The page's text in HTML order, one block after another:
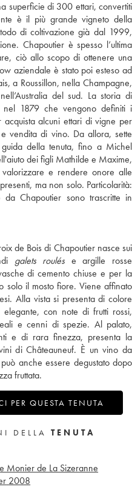
superficie di 300 ettari, convertiti
è il più grande vigneto della
di coltivazione già dal 1999,
Chapoutier è spesso l’ultima
ciò allo scopo di ottenere una
aziendale è stato poi esteso ad
a Roussillon, nella Champagne,
del sud. La storia di
1879 che vengono definiti i
alcuni ettari di vigne per
vendita di vino. Da allora, sette
della tenuta, fino a Michel
dei figli Mathilde e Maxime,
e rendere onore alle
ma non solo. Particolarità:
Chapoutier sono trascritte in
de Bois di Chapoutier nasce sui
galets roulés e argille rosse
di cemento chiuse e per la
solo il mosto fiore. Viene affinato
Alla vista si presenta di colore
con note di frutti rossi,
e cenni di spezie. Al palato,
e di rara finezza, presenta la
di Châteauneuf. È un vino da
anche essere degustato dopo
fruttata.
PER QUESTA TENUTA
DELLA TENUTA
Monier de La Sizeranne
2008